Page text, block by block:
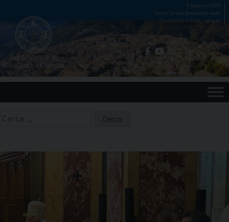
content
9 Agosto 2026
Santa Teresa Benedetta della
Croce (Edith) Stein, vergine
seguici su